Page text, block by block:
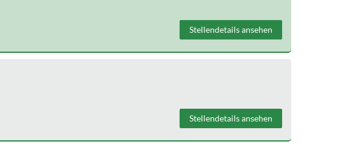
Stellendetails ansehen
Stellendetails ansehen